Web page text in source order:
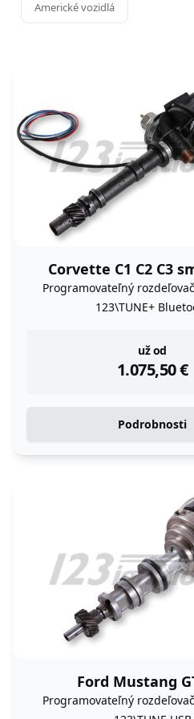
Americké vozidlá
Corvette C1 C2 C3
Programovateľný
123\TUNE+
už od
1.075,50€
instock
Podrobnosti
Ford Mustang
Programovateľný